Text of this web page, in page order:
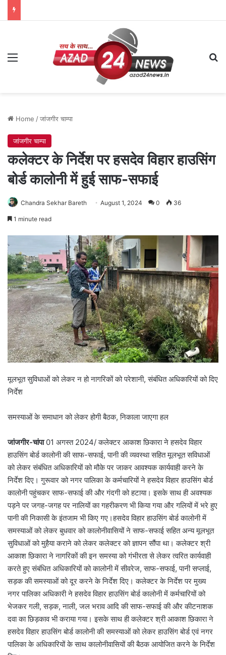
Menu
Home /जांजगीर चाम्पा
जांजगीर चाम्पा
कलेक्टर के निर्देश पर हसदेव विहार हाउसिंग
बोर्ड कालोनी में हुई साफ-सफाई
Chandra Sekhar Bareth August 1, 2024 0 36
1 minute read
मूलभूत सुविधाओं को लेकर न हो नागरिकों को परेशानी, संबंधित अधिकारियों को दिए
निर्देश
समस्याओं के समाधान को लेकर होगी बैठक, निकाला जाएगा हल
जांजगीर-चांपा01 अगस्त 2024/ कलेक्टर आकाश छिकारा ने हसदेव विहार
हाउसिंग बोर्ड कालोनी की साफ-सफाई, पानी की व्यवस्था सहित मूलभूत सविधाओं
को लेकर संबंधित अधिकारियों को मौके पर जाकर आवश्यक कार्यवाही करने के
निर्देश दिए। गुरूवार को नगर पालिका के कर्मचारियों ने हसदेव विहार हाउसिंग बोर्ड
कालोनी पहुंचकर साफ-सफाई की और गंदगी को हटाया। इसके साथ ही अवश्यक
पड़ने पर जगह-जगह पर नालियों का गहरीकरण भी किया गया और गलियों में भरे हुए
पानी की निकासी के इंतजाम भी किए गए।हसदेव विहार हाउसिंग बोर्ड कालोनी में
समस्याओं को लेकर बुधवार को कालोनीवासियों ने साफ-सफाई सहित अन्य मूलभूत
सुविधाओं को मुहैया कराने को लेकर कलेक्टर को ज्ञापन सौंपा था। कलेक्टर श्री
आकाश छिकारा ने नागरिकों की इन समस्या को गंभीरता से लेकर त्वरित कार्यवाही
करते हुए संबंधित अधिकारियों को कालोनी में सीवरेज, साफ-सफाई, पानी सप्लाई,
सड़क की समस्याओं को दूर करने के निर्देश दिए। कलेक्टर के निर्देश पर मुख्य
नगर पालिका अधिकारी ने हसदेव विहार हाउसिंग बोर्ड कालोनी में कर्मचारियों को
भेजकर गली, सड़क, नाली, जल भराव आदि की साफ-सफाई की और कीटनाशक
दवा का छिड़काव भी कराया गया। इसके साथ ही कलेक्टर श्री आकाश छिकारा ने
हसदेव विहार हाउसिंग बोर्ड कालोनी की समस्याओं को लेकर हाउसिंग बोर्ड एवं नगर
पालिका के अधिकारियों के साथ कालोनीवासियों की बैठक आयोजित करने के निर्देश